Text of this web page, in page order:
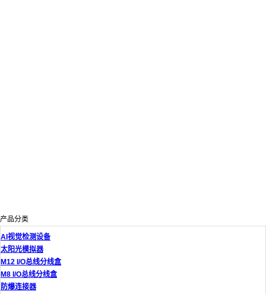
产品分类
AI视觉检测设备
太阳光模拟器
M12 I/O总线分线盒
M8 I/O总线分线盒
防爆连接器